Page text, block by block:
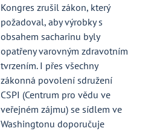
Kongres zrušil zákon, který
požadoval, aby výrobky s
obsahem sacharinu byly
opatřeny varovným zdravotním
tvrzením. I přes všechny
zákonná povolení sdružení
CSPI (Centrum pro vědu ve
veřejném zájmu) se sídlem ve
Washingtonu doporučuje